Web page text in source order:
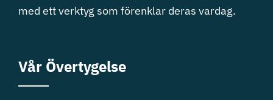
med ett verktyg som förenklar deras vardag.
Vår Övertygelse